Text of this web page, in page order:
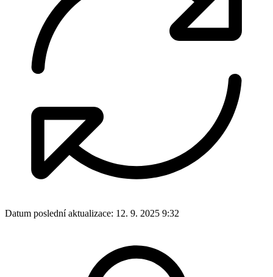
Datum poslední aktualizace: 12. 9. 2025 9:32